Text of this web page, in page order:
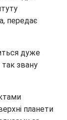
передає
дуже
так звану
планети